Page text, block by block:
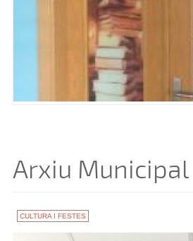
Arxiu Municipal
CULTURA I FESTES